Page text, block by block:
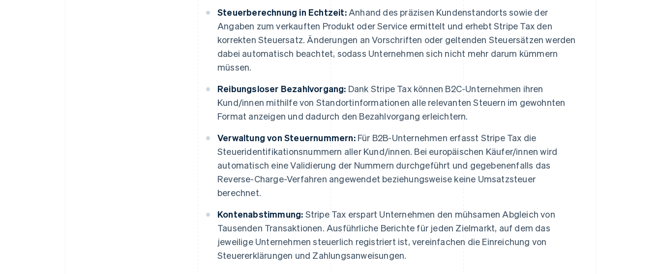
Steuerberechnung in Echtzeit:Anhand des präzisen Kundenstandorts sowie der
Angaben zum verkauften Produkt oder Service ermittelt und erhebt Stripe Tax den
korrekten Steuersatz. Änderungen an Vorschriften oder geltenden Steuersätzen werden
dabei automatisch beachtet, sodass Unternehmen sich nicht mehr darum kümmern
müssen.
Reibungsloser Bezahlvorgang: Dank Stripe Tax können B2C-Unternehmen ihren
Kund/innen mithilfe von Standortinformationen alle relevanten Steuern im gewohnten
Format anzeigen und dadurch den Bezahlvorgang erleichtern.
Verwaltung von Steuernummern:Für B2B-Unternehmen erfasst Stripe Tax die
Steueridentifikationsnummern aller Kund/innen. Bei europäischen Käufer/innen wird
automatisch eine Validierung der Nummern durchgeführt und gegebenenfalls das
Reverse-Charge-Verfahren angewendet beziehungsweise keine Umsatzsteuer
berechnet.
Kontenabstimmung: Stripe Tax erspart Unternehmen den mühsamen Abgleich von
Tausenden Transaktionen. Ausführliche Berichte für jeden Zielmarkt, auf dem das
jeweilige Unternehmen steuerlich registriert ist, vereinfachen die Einreichung von
Steuererklärungen und Zahlungsanweisungen.